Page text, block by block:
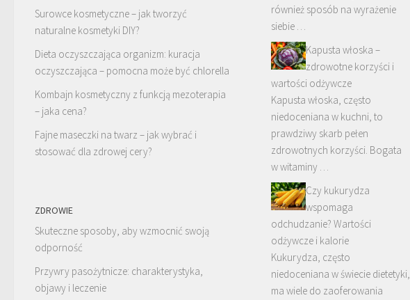
Surowce kosmetyczne – jak tworzyć
naturalne kosmetyki DIY?
Dieta oczyszczająca organizm: kuracja
oczyszczająca – pomocna może być chlorella
Kombajn kosmetyczny z funkcją mezoterapia
– jaka cena?
Fajne maseczki na twarz – jak wybrać i
stosować dla zdrowej cery?
ZDROWIE
Skuteczne sposoby, aby wzmocnić swoją
odporność
Przywry pasożytnicze: charakterystyka,
objawy i leczenie
również sposób na wyrażenie
siebie …
Kapusta włoska –
zdrowotne korzyści i
wartości odżywcze
Kapusta włoska, często
niedoceniana w kuchni, to
prawdziwy skarb pełen
zdrowotnych korzyści. Bogata
w witaminy …
Czy kukurydza
wspomaga
odchudzanie? Wartości
odżywcze i kalorie
Kukurydza, często
niedoceniana w świecie dietetyki,
ma wiele do zaoferowania